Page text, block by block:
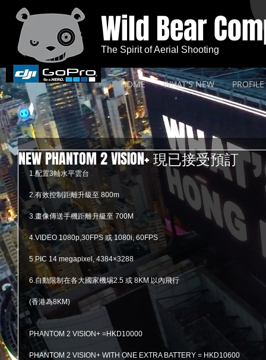
HOME WHAT'S NEW PROFILE
Wild Bear
The Spirit of Aerial Shooting
NEW PHANTOM 2 VISION+ 現已接受預訂
1.配置3軸水平雲台
2.有效控制距離升級至 800m
3.畫像傳送手機距離升級至 700M
4.VIDEO 1080p,30FPS 或 1080i, 60FPS
5.PIC 14 megapixel, 4384×3288
6.自動限制在各大國家機埸2.5 或 8KM 以內飛行
(香港為8KM)
PHANTOM 2 VISION+ =HKD10000
PHANTOM 2 VISION+ WITH ONE EXTRA BATTERY = HKD10600